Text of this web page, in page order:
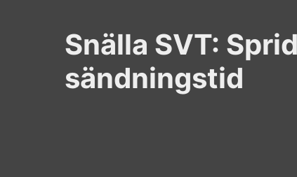
Snälla SVT:
sändningstid